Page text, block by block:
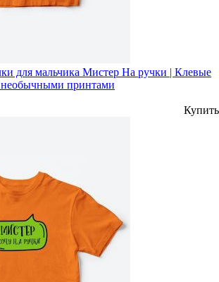
для мальчика Мистер На ручки | Клевые
необычными принтами
Купить